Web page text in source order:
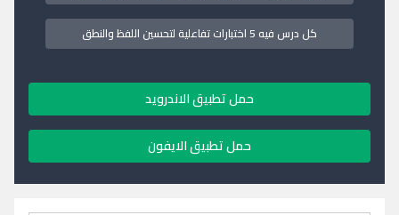
كل درس فيه 5 اختبارات تفاعلية لتحسين اللفظ والنطق
حمل تطبيق الاندرويد
حمل تطبيق الايفون